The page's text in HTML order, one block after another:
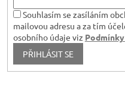
Souhlasím se zasíláním
mailovou adresu a za tím
osobního údaje viz
PŘIHLÁSIT SE